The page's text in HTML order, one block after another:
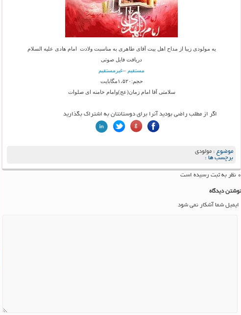
یه مولودی زیبا از مداح اهل بیت آقای طاهری به مناسبت ولادت امام هادی علیه السلام
دریافت فایل صوتی
مستقیم –غیرمستقیم
حجم:۱،۵۲۰مگابایت
سلامتی آقا امام زمان(عج)وامام خامنه ای صلوات
اگر از مطلب راضی بودید آنرا برای دوستانتان به اشتراک بگذارید
موضوع : مولودی
برچسب ها :
۰ نظر به ثبت رسیده است
نوشتن دیدگاه
ایمیل شما آشکار نمی شود